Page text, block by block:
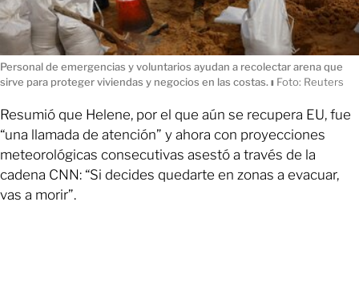
Personal de emergencias y voluntarios ayudan a recolectar arena que
sirve para proteger viviendas y negocios en las costas. ı Foto: Reuters
Resumió que Helene, por el que aún se recupera EU, fue
“una llamada de atención” y ahora con proyecciones
meteorológicas consecutivas asestó a través de la
cadena CNN: “Si decides quedarte en zonas a evacuar,
vas a morir”.